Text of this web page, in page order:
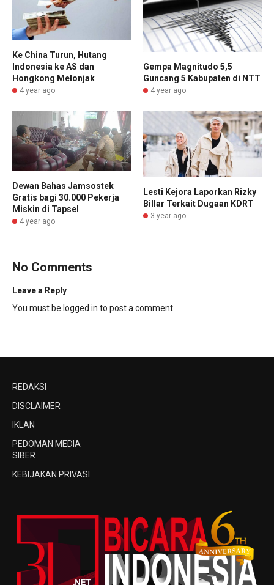
Ke China Turun, Hutang
Indonesia ke AS dan
Hongkong Melonjak
4 year ago
Gempa Magnitudo 5,5
Guncang 5 Kabupaten di NTT
4 year ago
Dewan Bahas Jamsostek
Gratis bagi 30.000 Pekerja
Miskin di Tapsel
4 year ago
Lesti Kejora Laporkan Rizky
Billar Terkait Dugaan KDRT
3 year ago
No Comments
Leave a Reply
You must be logged in to post a comment.
REDAKSI
DISCLAIMER
IKLAN
PEDOMAN MEDIA
SIBER
KEBIJAKAN PRIVASI